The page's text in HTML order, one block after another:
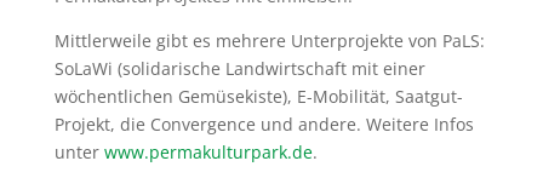
Mittlerweile gibt es mehrere Unterprojekte von PaLS:
SoLaWi (solidarische Landwirtschaft mit einer
wöchentlichen Gemüsekiste), E-Mobilität, Saatgut-
Projekt, die Convergence und andere. Weitere Infos
unter www.permakulturpark.de.